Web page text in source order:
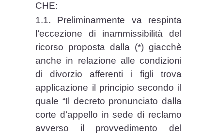
CHE:
1.1. Preliminarmente va respinta
l’eccezione di inammissibilità del
ricorso proposta dalla (*) giacchè
anche in relazione alle condizioni
di divorzio afferenti i figli trova
applicazione il principio secondo il
quale “Il decreto pronunciato dalla
corte d’appello in sede di reclamo
avverso il provvedimento del